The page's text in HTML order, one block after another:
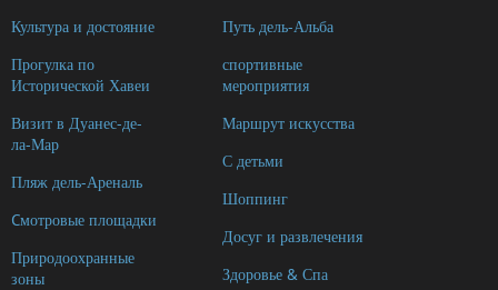
Культура и достояние
Прогулка по
Исторической Хавеи
Визит в Дуанес-де-
ла-Мар
Пляж дель-Ареналь
Cмотровые площадки
Природоохранные
зоны
Путь дель-Альба
спортивные
мероприятия
Маршрут искусства
С детьми
Шоппинг
Досуг и развлечения
Здоровье & Спа